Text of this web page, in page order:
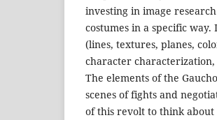
investing in image
costumes in a specific way.
(lines, textures, planes,
character
The elements of the
scenes of fights and
of this revolt to think